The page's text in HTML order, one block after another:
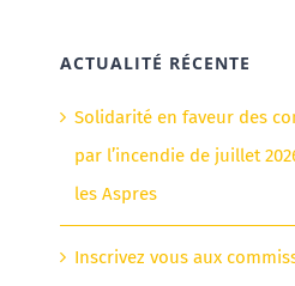
ACTUALITÉ RÉCENTE
Solidarité en faveur des
par l’incendie de juillet
les Aspres
Inscrivez vous aux